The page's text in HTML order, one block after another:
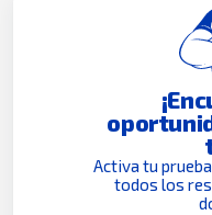
Activa tu
todos los